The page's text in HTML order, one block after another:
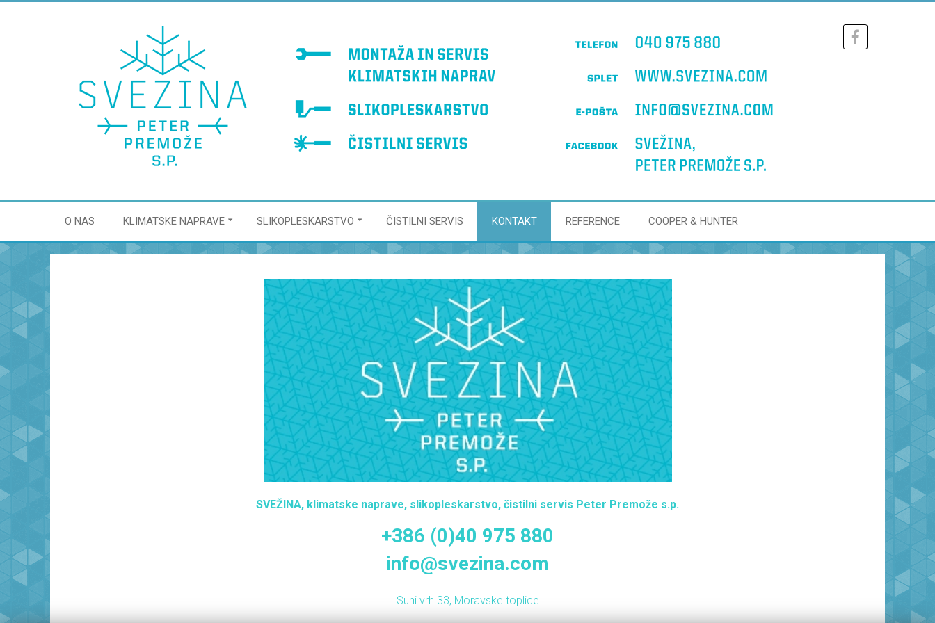
O NAS KLIMATSKE NAPRAVE SLIKOPLESKARSTVO ČISTILNI SERVIS KONTAKT REFERENCE COOPER & HUNTER
SVEŽINA, klimatske naprave, slikopleskarstvo, čistilni servis Peter Premože s.p.
+386 (0)40 975 880
info@svezina.com
Suhi vrh 33, Moravske toplice